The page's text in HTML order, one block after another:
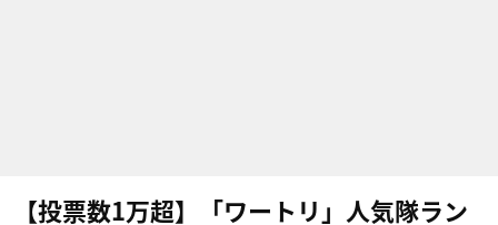
【投票数1万超】「ワートリ」人気隊ラン